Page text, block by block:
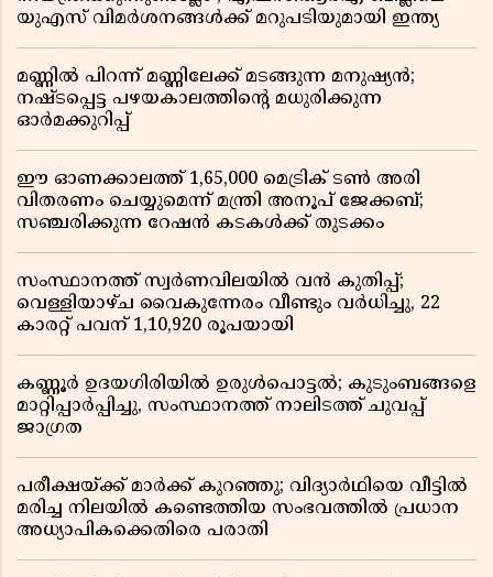
യുഎസ് വിമർശനങ്ങൾക്ക് മറുപടിയുമായി ഇന്ത്യ
മണ്ണിൽ പിറന്ന് മണ്ണിലേക്ക് മടങ്ങുന്ന മനുഷ്യൻ;
നഷ്ടപ്പെട്ട പഴയകാലത്തിൻ്റെ മധുരിക്കുന്ന
ഓർമക്കുറിപ്പ്
ഈ ഓണക്കാലത്ത് 1,65,000 മെട്രിക് ടൺ അരി
വിതരണം ചെയ്യുമെന്ന് മന്ത്രി അനൂപ് ജേക്കബ്;
സഞ്ചരിക്കുന്ന റേഷൻ കടകൾക്ക് തുടക്കം
സംസ്ഥാനത്ത് സ്വർണവിലയിൽ വൻ കുതിപ്പ്;
വെള്ളിയാഴ്ച വൈകുന്നേരം വീണ്ടും വർധിച്ചു, 22
കാരറ്റ് പവന് 1,10,920 രൂപയായി
കണ്ണൂർ ഉദയഗിരിയിൽ ഉരുൾപൊട്ടൽ; കുടുംബങ്ങളെ
മാറ്റിപ്പാർപ്പിച്ചു, സംസ്ഥാനത്ത് നാലിടത്ത് ചുവപ്പ്
ജാഗ്രത
പരീക്ഷയ്ക്ക് മാർക്ക് കുറഞ്ഞു; വിദ്യാർഥിയെ വീട്ടിൽ
മരിച്ച നിലയിൽ കണ്ടെത്തിയ സംഭവത്തിൽ പ്രധാന
അധ്യാപികക്കെതിരെ പരാതി